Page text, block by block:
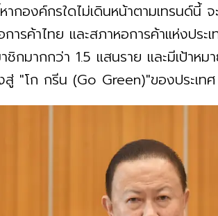
กองค์กรใดไม่เดินหน้าตามเทรนด์นี้
ารค้าไทย และสภาหอการค้าแห่งประ
กมากกว่า 1.5 แสนราย และมีเป้าห
"โก กรีน (Go Green)"ของประเทศ